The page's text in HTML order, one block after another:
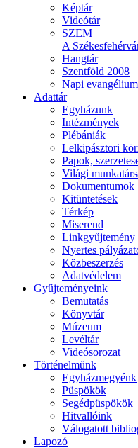
Képtár
Videótár
SZEM
A
Hangtár
Szentföld 2008
Napi evangélium
Adattár
Egyházunk
Intézmények
Plébániák
Lelkipásztori
Papok,
Világi
Dokumentumok
Kitüntetések
Térkép
Miserend
Linkgyűjtemény
Nyertes
Közbeszerzés
Adatvédelem
Gyűjteményeink
Bemutatás
Könyvtár
Múzeum
Levéltár
Videósorozat
Történelmünk
Egyházmegyénk
Püspökök
Segédpüspökök
Hitvallóink
Válogatott
Lapozó